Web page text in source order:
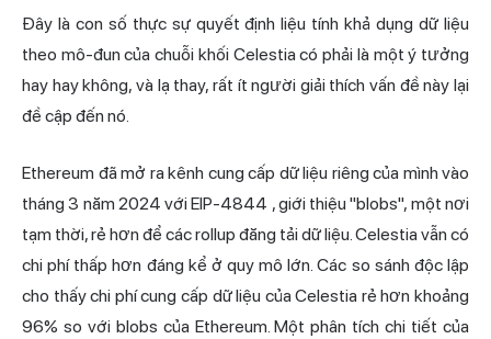
Đây là con số thực sự quyết định liệu tính khả dụng dữ liệu
theo mô-đun của chuỗi khối Celestia có phải là một ý tưởng
hay hay không, và lạ thay, rất ít người giải thích vấn đề này lại
đề cập đến nó.
Ethereum đã mở ra kênh cung cấp dữ liệu riêng của mình vào
tháng 3 năm 2024 vớiEIP-4844 , giới thiệu "blobs", một nơi
tạm thời, rẻ hơn để các rollup đăng tải dữ liệu. Celestia vẫn có
chi phí thấp hơn đáng kể ở quy mô lớn. Các so sánh độc lập
cho thấy chi phí cung cấp dữ liệu của Celestia rẻ hơn khoảng
96% so với blobs của Ethereum. Một phân tích chi tiết của